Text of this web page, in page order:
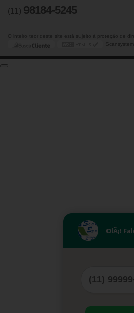
(11) 98184-5245
O inteiro teor deste site está sujeito à proteção de
OlÃ¡!